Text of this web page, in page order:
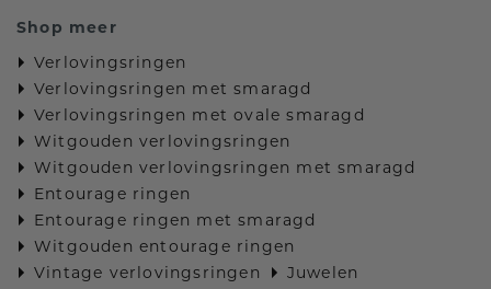
Shop meer
Verlovingsringen
Verlovingsringen met smaragd
Verlovingsringen met ovale smaragd
Witgouden verlovingsringen
Witgouden verlovingsringen met smaragd
Entourage ringen
Entourage ringen met smaragd
Witgouden entourage ringen
Vintage verlovingsringen
Juwelen